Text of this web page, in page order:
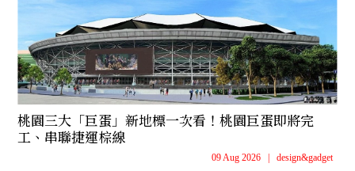
桃園三大「巨蛋」新地標一次看！桃園巨蛋即將完
工、串聯捷運棕線
09 Aug 2026 | design&gadget